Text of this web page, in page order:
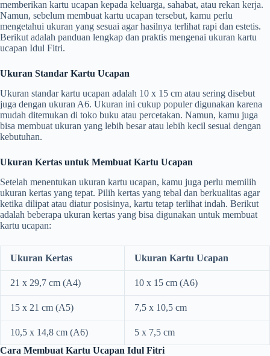
memberikan kartu ucapan kepada keluarga, sahabat, atau rekan kerja.
Namun, sebelum membuat kartu ucapan tersebut, kamu perlu
mengetahui ukuran yang sesuai agar hasilnya terlihat rapi dan estetis.
Berikut adalah panduan lengkap dan praktis mengenai ukuran kartu
ucapan Idul Fitri.
Ukuran Standar Kartu Ucapan
Ukuran standar kartu ucapan adalah 10 x 15 cm atau sering disebut
juga dengan ukuran A6. Ukuran ini cukup populer digunakan karena
mudah ditemukan di toko buku atau percetakan. Namun, kamu juga
bisa membuat ukuran yang lebih besar atau lebih kecil sesuai dengan
kebutuhan.
Ukuran Kertas untuk Membuat Kartu Ucapan
Setelah menentukan ukuran kartu ucapan, kamu juga perlu memilih
ukuran kertas yang tepat. Pilih kertas yang tebal dan berkualitas agar
ketika dilipat atau diatur posisinya, kartu tetap terlihat indah. Berikut
adalah beberapa ukuran kertas yang bisa digunakan untuk membuat
kartu ucapan:
Ukuran Kertas Ukuran Kartu Ucapan
21 x 29,7 cm (A4) 10 x 15 cm (A6)
15 x 21 cm (A5) 7,5 x 10,5 cm
10,5 x 14,8 cm (A6)
5 x 7,5 cm
Cara Membuat Kartu Ucapan Idul Fitri